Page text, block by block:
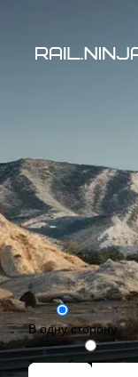
В одну сторону
Туда-обратно